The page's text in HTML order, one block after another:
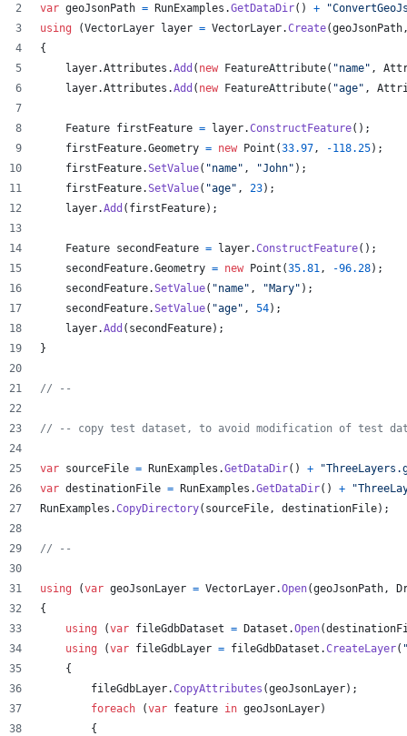
var geoJsonPath = RunExamples .GetDataDir( ) +
using
(VectorLayer layer = VectorLayer.Create(geoJsonPath
{
layer.Attributes .Add ( new FeatureAttribute( "name" ,
layer.Attributes .Add ( new FeatureAttribute( "age" ,
Feature firstFeature = layer.ConstructFeature( ) ;
firstFeature.Geometry = new Point (33.97 , -118.25) ;
firstFeature.SetValue( "name" , "John" ) ;
firstFeature.SetValue( "age" , 23) ;
layer.Add ( firstFeature) ;
Feature secondFeature = layer.ConstructFeature( ) ;
secondFeature.Geometry = new Point (35.81 , -96.28) ;
secondFeature.SetValue( "name" , "Mary" ) ;
secondFeature.SetValue( "age" , 54) ;
layer.Add ( secondFeature) ;
}
// --
// -- copy test dataset, to avoid modification of test
var sourceFile = RunExamples .GetDataDir( ) +
var destinationFile = RunExamples .GetDataDir( ) +
RunExamples .CopyDirectory( sourceFile , destinationFile) ;
// --
using (var geoJsonLayer = VectorLayer.Open(geoJsonPath ,
{
using
(var fileGdbDataset = Dataset .Open(
using
(var fileGdbLayer = fileGdbDataset .CreateLayer(
{
fileGdbLayer.CopyAttributes (geoJsonLayer) ;
foreach
(var feature in geoJsonLayer)
{